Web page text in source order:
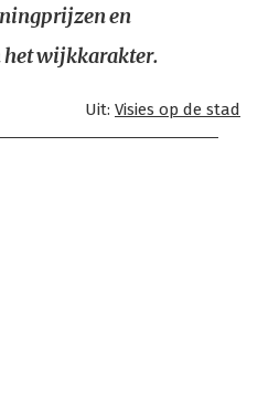
en
wijkkarakter.
Uit: Visies op de stad